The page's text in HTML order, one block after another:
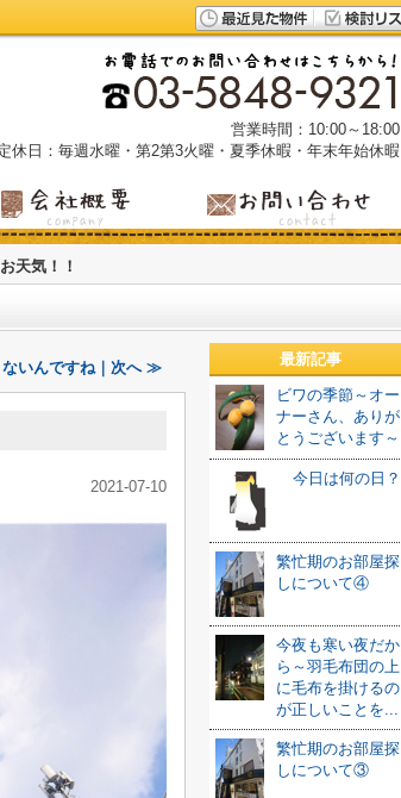
営業時間：10:00～18:00
休日：毎週水曜・第2第3火曜・夏季休暇・年末年始休暇
天気！！
ないんですね｜次へ ≫
2021-07-10
最新記事
ビワの季節～オー
ナーさん、ありが
とうございます～
今日は何の日？
繁忙期のお部屋探
しについて④
今夜も寒い夜だか
ら～羽毛布団の上
に毛布を掛けるの
が正しいことを...
繁忙期のお部屋探
しについて③